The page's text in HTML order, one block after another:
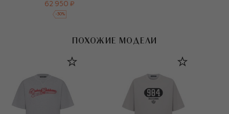
62 950 ₽
-30%
ПОХОЖИЕ МОДЕЛИ